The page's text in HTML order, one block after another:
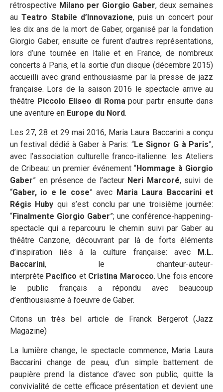
rétrospective Milano per Giorgio Gaber, deux semaines
auTeatro Stabile d’Innovazione, puis un concert pour
les dix ans de la mort de Gaber, organisé par la fondation
Giorgio Gaber; ensuite ce furent d’autres représentations,
lors d’une tournée en Italie et en France, de nombreux
concerts à Paris, et la sortie d’un disque (décembre 2015)
accueilli avec grand enthousiasme par la presse de jazz
française. Lors de la saison 2016 le spectacle arrive au
théâtre Piccolo Eliseo di Romapour partir ensuite dans
une aventure en Europe du Nord.
Les 27, 28 et 29 mai 2016, Maria Laura Baccarini a conçu
un festival dédié à Gaber à Paris: “Le Signor G à Paris”,
avec l’association culturelle franco-italienne: les Ateliers
de Cribeau: un premier événement “Hommage à Giorgio
Gaber” en présence de l’acteur Neri Marcoré, suivi de
“Gaber, io e le cose” avec Maria Laura Baccarini et
Régis Huby qui s’est conclu par une troisième journée:
“Finalmente Giorgio Gaber”; une conférence-happening-
spectacle qui a reparcouru le chemin suivi par Gaber au
théâtre Canzone, découvrant par là de forts éléments
d’inspiration liés à la culture française: avec M.L.
Baccarini, le chanteur-auteur-
interprète Pacifico et Cristina Marocco. Une fois encore
le public français a répondu avec beaucoup
d’enthousiasme à l’oeuvre de Gaber.
Citons un très bel article de Franck Bergerot (Jazz
Magazine)
La lumière change, le spectacle commence, Maria Laura
Baccarini change de peau, d’un simple battement de
paupière prend la distance d’avec son public, quitte la
convivialité de cette efficace présentation et devient une